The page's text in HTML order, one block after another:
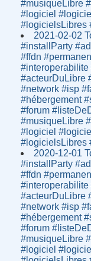
#musiqueLibre
#logiciel
#logicielsLibres
2021-02-02
#installParty
#ffdn
#acteurDuLibre
#network #isp
#hébergement
#forum
#musiqueLibre
#logiciel
#logicielsLibres
2020-12-01
#installParty
#ffdn
#acteurDuLibre
#network #isp
#hébergement
#forum
#musiqueLibre
#logiciel